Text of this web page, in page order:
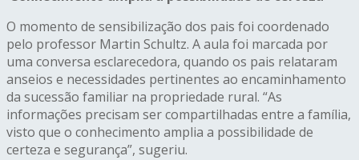
O momento de sensibilização dos pais foi coordenado
pelo professor Martin Schultz. A aula foi marcada por
uma conversa esclarecedora, quando os pais relataram
anseios e necessidades pertinentes ao encaminhamento
da sucessão familiar na propriedade rural. “As
informações precisam ser compartilhadas entre a família,
visto que o conhecimento amplia a possibilidade de
certeza e segurança”, sugeriu.